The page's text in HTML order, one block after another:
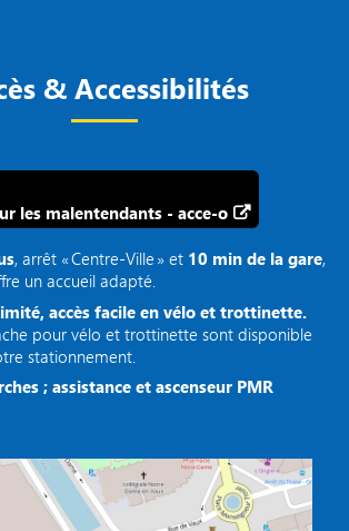
& Accessibilités
les malentendants - acce-o
, arrêt « Centre‑Ville » et 10 min de la gare,
un accueil adapté.
accès facile en vélo et trottinette.
pour vélo et trottinette sont disponible
stationnement.
; assistance et ascenseur PMR